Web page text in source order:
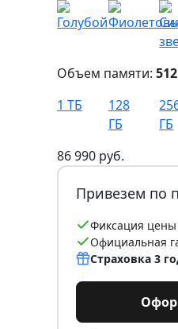
Объем памяти:
1 ТБ
128
ГБ
ГБ
86 990 руб.
Привезем по
Фиксация цены
Официальная
Страховка 3